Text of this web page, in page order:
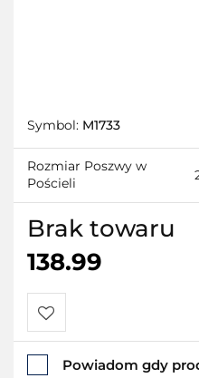
Symbol: M1733
Rozmiar Poszwy w
Pościeli
Brak towaru
138.99
Do
Powiadom gdy